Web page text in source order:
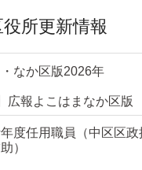
役所更新情報
なか区版2026年
広報よこはまなか区版
年度任用職員（中区区
）